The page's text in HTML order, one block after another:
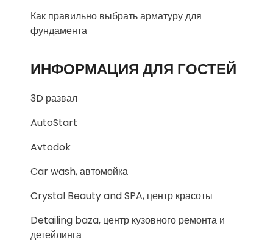
Как правильно выбрать арматуру для
фундамента
ИНФОРМАЦИЯ ДЛЯ ГОСТЕЙ
3D развал
AutoStart
Avtodok
Car wash, автомойка
Crystal Beauty and SPA, центр красоты
Detailing baza, центр кузовного ремонта и
детейлинга